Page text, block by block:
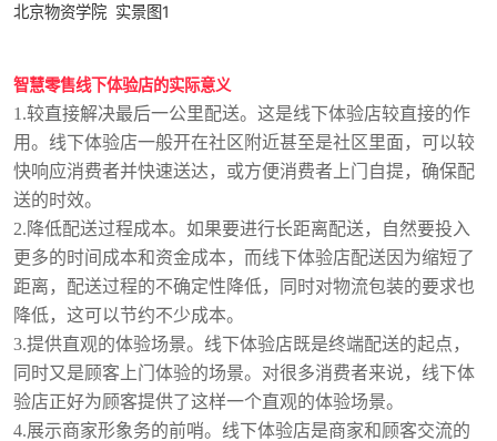
北京物资学院 实景图1
智慧零售线下体验店的实际意义
1.较直接解决最后一公里配送。这是线下体验店较直接的作
用。线下体验店一般开在社区附近甚至是社区里面，可以较
快响应消费者并快速送达，或方便消费者上门自提，确保配
送的时效。
2.降低配送过程成本。如果要进行长距离配送，自然要投入
更多的时间成本和资金成本，而线下体验店配送因为缩短了
距离，配送过程的不确定性降低，同时对物流包装的要求也
降低，这可以节约不少成本。
3.提供直观的体验场景。线下体验店既是终端配送的起点，
同时又是顾客上门体验的场景。对很多消费者来说，线下体
验店正好为顾客提供了这样一个直观的体验场景。
4.展示商家形象务的前哨。线下体验店是商家和顾客交流的